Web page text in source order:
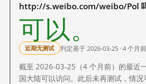
http://s.weibo.com/weibo/Pol
可以。
近期无测试 判定基于 2026-03-25 · 4 个月前
截至 2026-03-25（4 个月前）的最近
国大陆可以访问。此后未再测试，情